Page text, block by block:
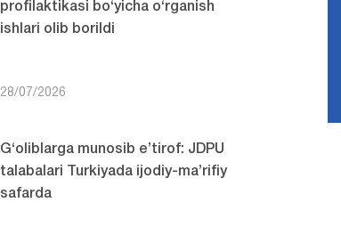
profilaktikasi bo‘yicha o‘rganish
ishlari olib borildi
28/07/2026
G‘oliblarga munosib e’tirof: JDPU
talabalari Turkiyada ijodiy-ma’rifiy
safarda